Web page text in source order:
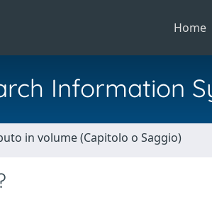
Home
Information
in volume (Capitolo o Saggio)